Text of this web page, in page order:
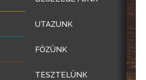
UTAZUNK
FŐZÜNK
TESZTELÜNK